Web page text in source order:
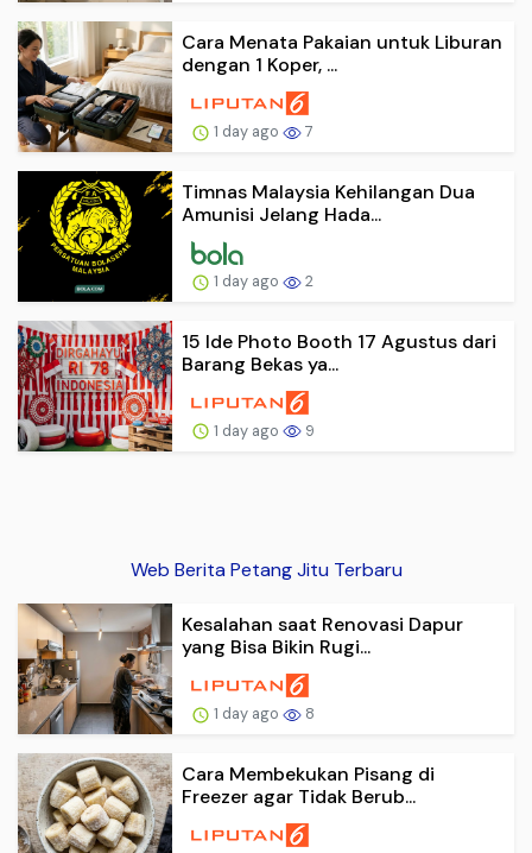
Cara Menata Pakaian untuk Liburan
dengan 1 Koper, ...
1 day ago 7
Timnas Malaysia Kehilangan Dua
Amunisi Jelang Hada...
1 day ago 2
15 Ide Photo Booth 17 Agustus dari
Barang Bekas ya...
1 day ago 9
Web Berita Petang Jitu Terbaru
Kesalahan saat Renovasi Dapur
yang Bisa Bikin Rugi...
1 day ago 8
Cara Membekukan Pisang di
Freezer agar Tidak Berub...